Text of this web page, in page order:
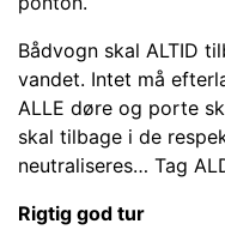
Bådvogn skal ALTID
vandet. Intet må
ALLE døre og porte
skal tilbage i de
neutraliseres… Tag
Rigtig god tur